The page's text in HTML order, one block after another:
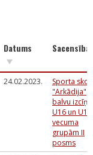
Datums
24.02.2023.
Sporta
"Arkādija"
balvu izcīņa
U16 un U14
vecuma
grupām II
posms